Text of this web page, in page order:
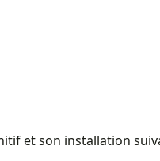
et son installation